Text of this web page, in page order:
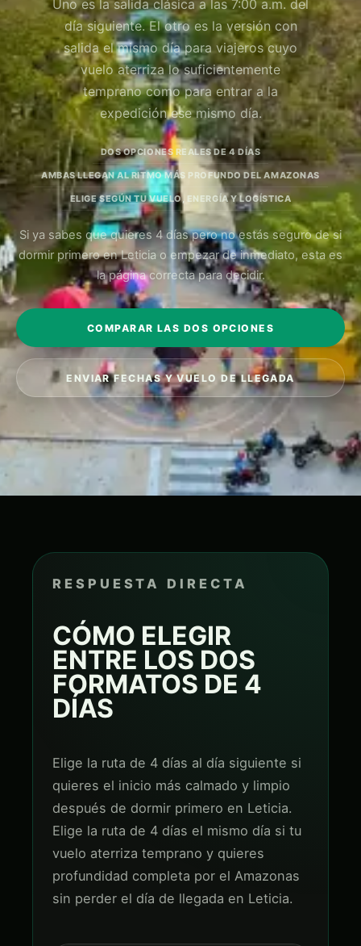
Uno es la salida clásica a las 7:00 a.m. del
día siguiente. El otro es la versión con
salida el mismo día para viajeros cuyo
vuelo aterriza lo suficientemente
temprano como para entrar a la
expedición ese mismo día.
DOS OPCIONES REALES DE 4 DÍAS
AMBAS LLEGAN AL RITMO MÁS PROFUNDO DEL AMAZONAS
ELIGE SEGÚN TU VUELO, ENERGÍA Y LOGÍSTICA
Si ya sabes que quieres 4 días pero no estás seguro de si
dormir primero en Leticia o empezar de inmediato, esta es
la página correcta para decidir.
COMPARAR LAS DOS OPCIONES
ENVIAR FECHAS Y VUELO DE LLEGADA
RESPUESTA DIRECTA
CÓMO ELEGIR
ENTRE LOS DOS
FORMATOS DE 4
DÍAS
Elige la ruta de 4 días al día siguiente si
quieres el inicio más calmado y limpio
después de dormir primero en Leticia.
Elige la ruta de 4 días el mismo día si tu
vuelo aterriza temprano y quieres
profundidad completa por el Amazonas
sin perder el día de llegada en Leticia.